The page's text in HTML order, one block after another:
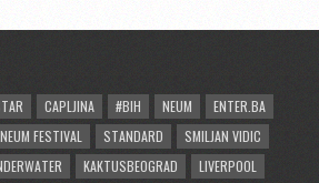
CAPLJINA #BIH NEUM
ENTER.BA
NEUM FESTIVAL STANDARD
SMILJAN VIDIC
KAKTUSBEOGRAD
LIVERPOOL